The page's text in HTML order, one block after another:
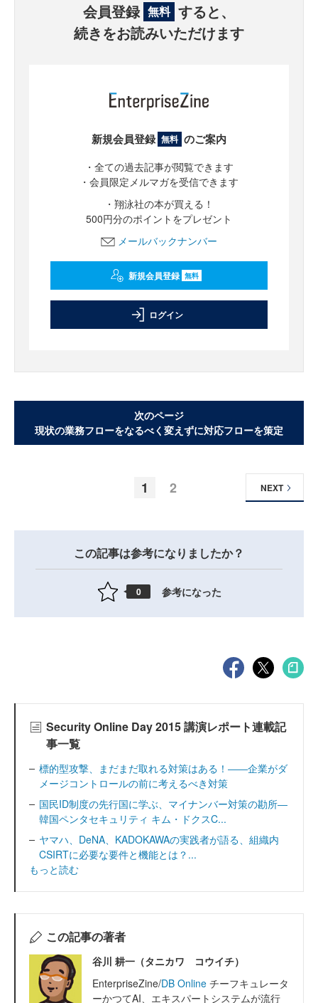
会員登録 無料 すると、
続きをお読みいただけます
新規会員登録 無料 のご案内
・全ての過去記事が閲覧できます
・会員限定メルマガを受信できます
・翔泳社の本が買える！
500円分のポイントをプレゼント
メールバックナンバー
新規会員登録 無料
ログイン
次のページ
現状の業務フローをなるべく変えずに対応フローを策定
1 2 NEXT
この記事は参考になりましたか？
0 参考になった
Security Online Day 2015 講演レポート連載記
事一覧
標的型攻撃、まだまだ取れる対策はある！――企業がダ
メージコントロールの前に考えるべき対策
国民ID制度の先行国に学ぶ、マイナンバー対策の勘所―
韓国ペンタセキュリティ キム・ドクスC...
ヤマハ、DeNA、KADOKAWAの実践者が語る、組織内
CSIRTに必要な要件と機能とは？...
もっと読む
この記事の著者
谷川 耕一（タニカワ コウイチ）
EnterpriseZine/DB Online チーフキュレータ
ーかつてAI、エキスパートシステムが流行